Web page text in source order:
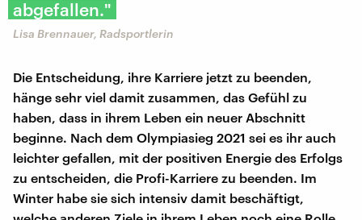
abgefallen."
Lisa Brennauer, Radsportlerin
Die Entscheidung, ihre Karriere jetzt zu beenden,
hänge sehr viel damit zusammen, das Gefühl zu
haben, dass in ihrem Leben ein neuer Abschnitt
beginne. Nach dem Olympiasieg 2021 sei es ihr auch
leichter gefallen, mit der positiven Energie des Erfolgs
zu entscheiden, die Profi-Karriere zu beenden. Im
Winter habe sie sich intensiv damit beschäftigt,